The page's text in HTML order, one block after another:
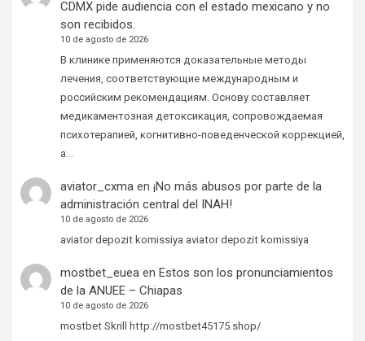
CDMX pide audiencia con el estado mexicano y no
son recibidos.
10 de agosto de 2026
В клинике применяются доказательные методы
лечения, соответствующие международным и
российским рекомендациям. Основу составляет
медикаментозная детоксикация, сопровождаемая
психотерапией, когнитивно-поведенческой коррекцией,
а…
aviator_cxmaen ¡No más abusos por parte de la
administración central del INAH!
10 de agosto de 2026
aviator depozit komissiya aviator depozit komissiya
mostbet_eueaen Estos son los pronunciamientos
de la ANUEE – Chiapas
10 de agosto de 2026
mostbet Skrill http://mostbet45175.shop/